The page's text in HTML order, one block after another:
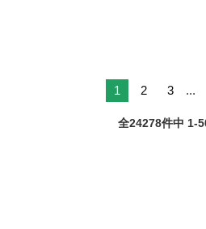
1 2 3 ...
全24278件中 1-